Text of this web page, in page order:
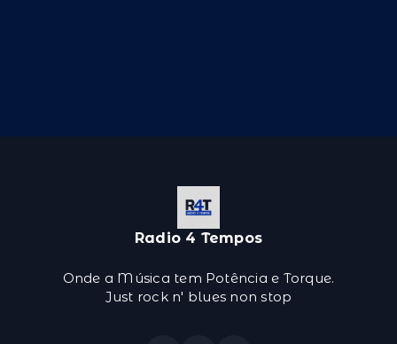
Radio 4 Tempos
Onde a Música tem Potência e Torque.
Just rock n' blues non stop